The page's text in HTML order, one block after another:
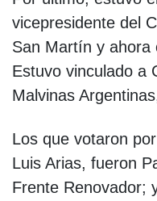
vicepresidente del
San Martín y ahora
Estuvo vinculado a
Malvinas
Los que votaron
Luis Arias, fueron
Frente Renovador;